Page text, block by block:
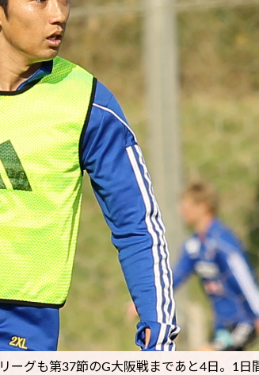
ーグも第37節のG大阪戦まであと4日。1日